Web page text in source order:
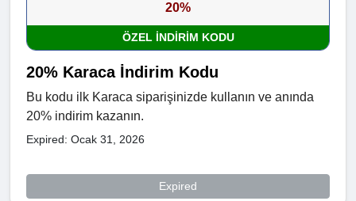
20%
ÖZEL INDIRIM KODU
20% Karaca İndirim Kodu
Bu kodu ilk Karaca siparişinizde kullanın ve anında
20% indirim kazanın.
Expired: Ocak 31, 2026
Expired